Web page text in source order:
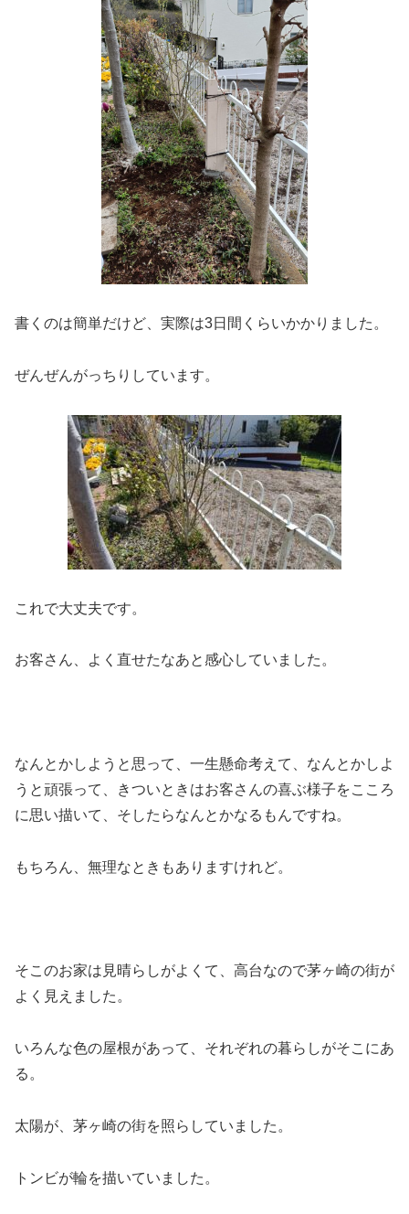
書くのは簡単だけど、実際は3日間くらいかかりました。
ぜんぜんがっちりしています。
これで大丈夫です。
お客さん、よく直せたなあと感心していました。
なんとかしようと思って、一生懸命考えて、なんとかしよ
うと頑張って、きついときはお客さんの喜ぶ様子をこころ
に思い描いて、そしたらなんとかなるもんですね。
もちろん、無理なときもありますけれど。
そこのお家は見晴らしがよくて、高台なので茅ヶ崎の街が
よく見えました。
いろんな色の屋根があって、それぞれの暮らしがそこにあ
る。
太陽が、茅ヶ崎の街を照らしていました。
トンビが輪を描いていました。